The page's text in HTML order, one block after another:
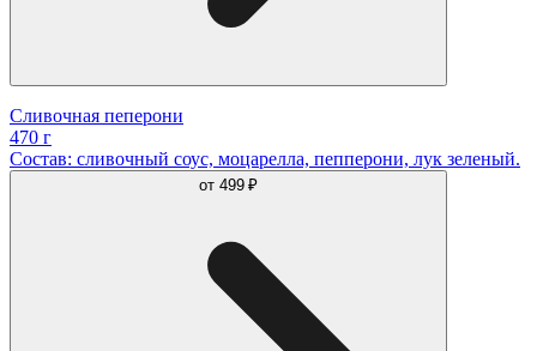
Сливочная пеперони
470 г
Состав: сливочный соус, моцарелла, пепперони, лук зеленый.
от 499 ₽